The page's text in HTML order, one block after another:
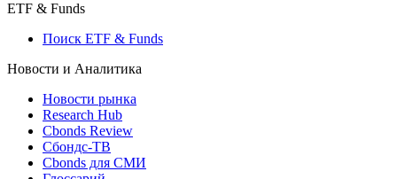
ETF & Funds
Поиск ETF & Funds
Новости и Аналитика
Новости рынка
Research Hub
Cbonds Review
Сбондс-ТВ
Cbonds для СМИ